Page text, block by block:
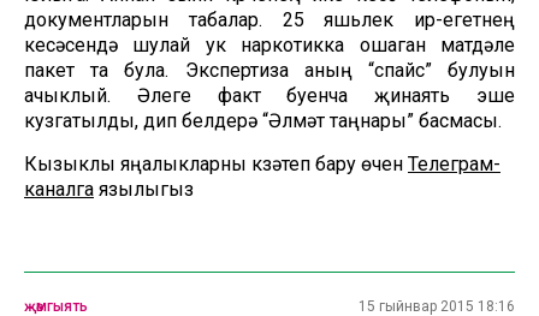
документларын табалар. 25 яшьлек ир-егетнең
кесәсендә шулай ук наркотикка ошаган матдәле
пакет та була. Экспертиза аның “спайс” булуын
ачыклый. Әлеге факт буенча җинаять эше
кузгатылды, дип белдерә “Әлмәт таңнары” басмасы.
Кызыклы яңалыкларны күзәтеп бару өчен Телеграм-
каналга язылыгыз
җәмгыять 15 гыйнвар 2015 18:16